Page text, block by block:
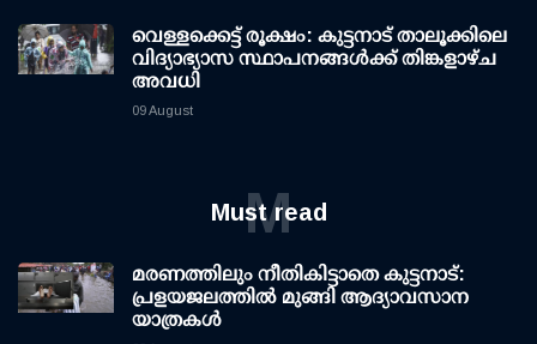
വെള്ളക്കെട്ട് രൂക്ഷം: കുട്ടനാട് താലൂക്കിലെ
വിദ്യാഭ്യാസ സ്ഥാപനങ്ങള്‍ക്ക് തിങ്കളാഴ്ച
അവധി
09 August
Must read
M
മരണത്തിലും നീതികിട്ടാതെ കുട്ടനാട്:
പ്രളയജലത്തില്‍ മുങ്ങി ആദ്യാവസാന
യാത്രകള്‍